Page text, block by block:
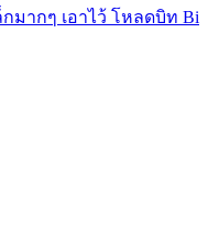
มากๆ เอาไว้ โหลดบิท Bi